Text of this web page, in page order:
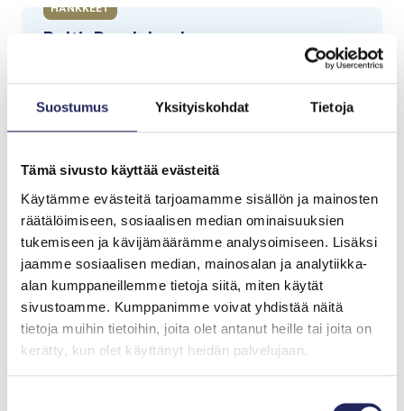
Suostumus Yksityiskohdat Tietoja
Tämä sivusto käyttää evästeitä
Käytämme evästeitä tarjoamamme sisällön ja mainosten
räätälöimiseen, sosiaalisen median ominaisuuksien
tukemiseen ja kävijämäärämme analysoimiseen. Lisäksi
jaamme sosiaalisen median, mainosalan ja analytiikka-
alan kumppaneillemme tietoja siitä, miten käytät
sivustoamme. Kumppanimme voivat yhdistää näitä
tietoja muihin tietoihin, joita olet antanut heille tai joita on
kerätty, kun olet käyttänyt heidän palvelujaan.
Maija Salmiovirta
Projektipäällikkö
maija.salmiovirta@jnfoundation.fi
+358 44 203 2213
HANKKEET
BalticReed-hanke
Poistamme ravinteita rehevöityneiltä rannoilta
niittämällä ruovikoita ja edistämällä ruo’on
hyötykäyttöä.
Haluatko pysyä